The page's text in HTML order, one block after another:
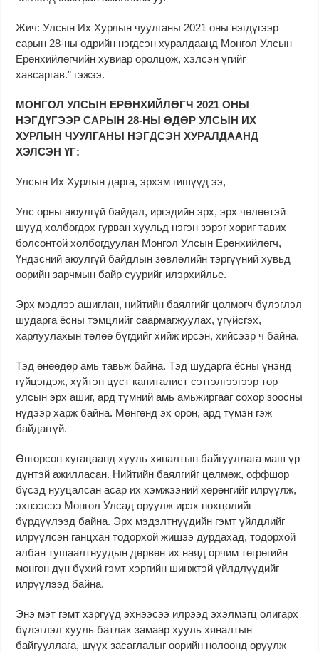
Жич: Улсын Их Хурлын чуулганы 2021 оны нэгдүгээр
сарын 28-ны өдрийн нэгдсэн хуралдаанд Монгол Улсын
Ерөнхийлөгчийн хувиар оролцож, хэлсэн үгийг
хавсаргав.” гэжээ.
МОНГОЛ УЛСЫН ЕРӨНХИЙЛӨГЧ 2021 ОНЫ
НЭГДҮГЭЭР САРЫН 28-НЫ ӨДӨР УЛСЫН ИХ
ХУРЛЫН ЧУУЛГАНЫ НЭГДСЭН ХУРАЛДААНД
ХЭЛСЭН ҮГ:
Улсын Их Хурлын дарга, эрхэм гишүүд ээ,
Улс орны аюулгүй байдал, иргэдийн эрх, эрх чөлөөтэй
шууд холбогдох гурван хуульд нэгэн зэрэг хориг тавих
болсонтой холбогдуулан Монгол Улсын Ерөнхийлөгч,
Үндэсний аюулгүй байдлын зөвлөлийн тэргүүний хувьд
өөрийн зарчмын байр суурийг илэрхийлье.
Эрх мэдлээ ашиглан, нийтийн баялгийг цөлмөгч бүлэглэл
шударга ёсны тэмцлийг саармагжуулах, үгүйсгэх,
харлуулахын төлөө бүгдийг хийж ирсэн, хийсээр ч байна.
Тэд өнөөдөр амь тавьж байна. Тэд шударга ёсны үнэнд
гүйцэгдэж, хүйтэн цуст капиталист сэтгэлгээгээр төр
улсын эрх ашиг, ард түмний амь амьжиргааг сохор зоосны
нүдээр харж байна. Мөнгөнд эх орон, ард түмэн гэж
байдаггүй.
Өнгөрсөн хугацаанд хууль хяналтын байгууллага маш үр
дүнтэй ажилласан. Нийтийн баялгийг цөлмөж, оффшор
бүсэд нууцалсан асар их хэмжээний хөрөнгийг илрүүлж,
эхнээсээ Монгол Улсад оруулж ирэх нөхцөлийг
бүрдүүлээд байна. Эрх мэдэлтнүүдийн гэмт үйлдлийг
илрүүлсэн ганцхан тодорхой жишээ дурдахад, тодорхой
албан тушаалтнуудын дөрвөн их наяд орчим төгрөгийн
мөнгөн дүн бүхий гэмт хэргийн шинжтэй үйлдлүүдийг
илрүүлээд байна.
Энэ мэт гэмт хэргүүд эхнээсээ илрээд эхэлмэгц олигарх
бүлэглэл хууль батлах замаар хууль хяналтын
байгууллага, шүүх засаглалыг өөрийн нөлөөнд оруулж